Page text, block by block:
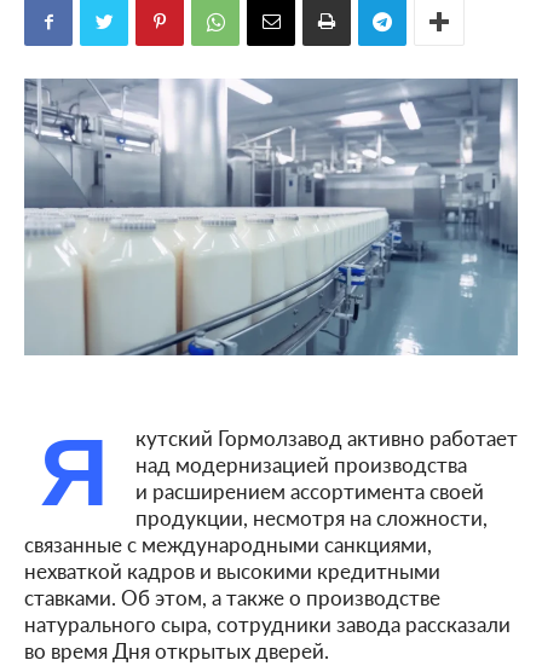
Я
кутский Гормолзавод активно работает
над модернизацией производства
и расширением ассортимента своей
продукции, несмотря на сложности,
связанные с международными санкциями,
нехваткой кадров и высокими кредитными
ставками. Об этом, а также о производстве
натурального сыра, сотрудники завода рассказали
во время Дня открытых дверей.